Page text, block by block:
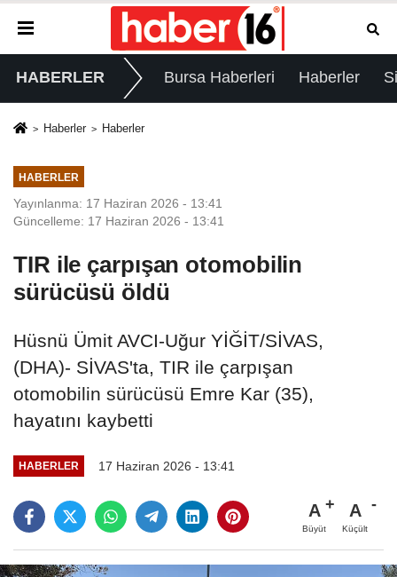
HABERLER Bursa Haberleri Haberler
Haberler Haberler
HABERLER
Yayınlanma: 17 Haziran 2026 - 13:41
Güncelleme: 17 Haziran 2026 - 13:41
TIR ile çarpışan otomobilin
sürücüsü öldü
Hüsnü Ümit AVCI-Uğur YİĞİT/SİVAS,
(DHA)- SİVAS'ta, TIR ile çarpışan
otomobilin sürücüsü Emre Kar (35),
hayatını kaybetti
HABERLER 17 Haziran 2026 - 13:41
A
Büyüt
A
Küçült